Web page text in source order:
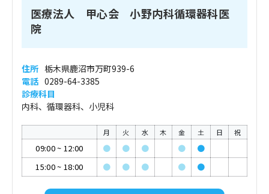
医療法人 甲心会 小野内科循環器科医
院
住所 栃木県鹿沼市万町939-6
電話 0289-64-3385
診療科目
内科、循環器科、小児科
月 火 水 木 金 土 日 祝
09:00~ 12:00 ● ● ● ●
●
15:00~ 18:00 ● ● ● ● ●